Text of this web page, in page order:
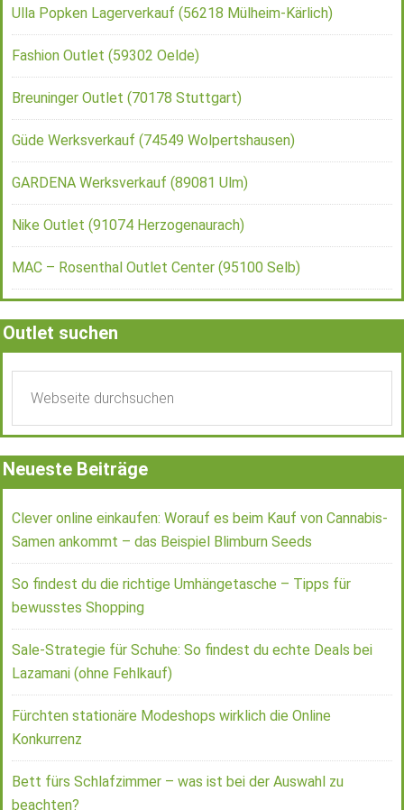
Ulla Popken Lagerverkauf (56218 Mülheim-Kärlich)
Fashion Outlet (59302 Oelde)
Breuninger Outlet (70178 Stuttgart)
Güde Werksverkauf (74549 Wolpertshausen)
GARDENA Werksverkauf (89081 Ulm)
Nike Outlet (91074 Herzogenaurach)
MAC – Rosenthal Outlet Center (95100 Selb)
Outlet suchen
Neueste Beiträge
Clever online einkaufen: Worauf es beim Kauf von Cannabis-
Samen ankommt – das Beispiel Blimburn Seeds
So findest du die richtige Umhängetasche – Tipps für
bewusstes Shopping
Sale-Strategie für Schuhe: So findest du echte Deals bei
Lazamani (ohne Fehlkauf)
Fürchten stationäre Modeshops wirklich die Online
Konkurrenz
Bett fürs Schlafzimmer – was ist bei der Auswahl zu
beachten?